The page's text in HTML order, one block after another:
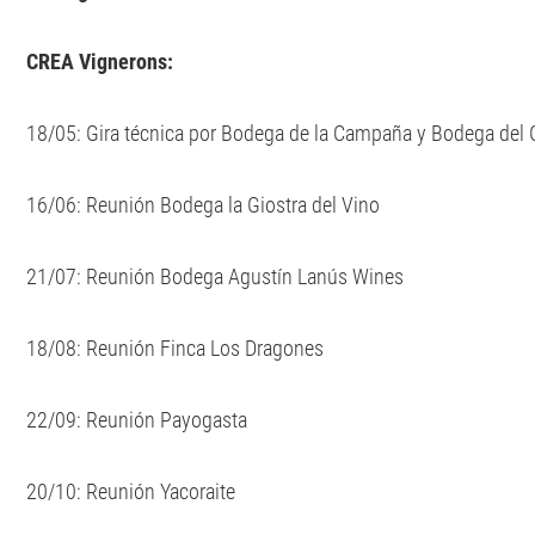
CREA Vignerons:
18/05: Gira técnica por Bodega de la Campaña y Bodega del
16/06: Reunión Bodega la Giostra del Vino
21/07: Reunión Bodega Agustín Lanús Wines
18/08: Reunión Finca Los Dragones
22/09: Reunión Payogasta
20/10: Reunión Yacoraite